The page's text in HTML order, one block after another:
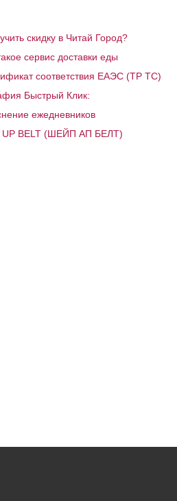
скидку в Читай Город?
сервис доставки еды
соответствия ЕАЭС (ТР ТС)
Быстрый Клик:
ежедневников
UP BELT (ШЕЙП АП БЕЛТ)